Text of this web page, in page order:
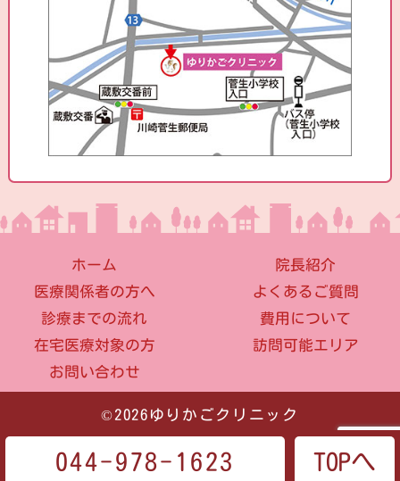
ホーム
院長紹介
医療関係者の方へ
よくあるご質問
診療までの流れ
費用について
在宅医療対象の方
訪問可能エリア
お問い合わせ
©2026ゆりかごクリニック
044-978-1623 TOPへ